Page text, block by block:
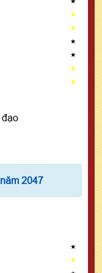
đạo
2047